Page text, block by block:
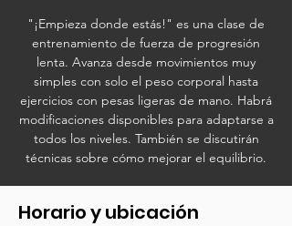
"¡Empieza donde estás!" es una clase de
entrenamiento de fuerza de progresión
lenta. Avanza desde movimientos muy
simples con solo el peso corporal hasta
ejercicios con pesas ligeras de mano. Habrá
modificaciones disponibles para adaptarse a
todos los niveles. También se discutirán
técnicas sobre cómo mejorar el equilibrio.
Horario y ubicación